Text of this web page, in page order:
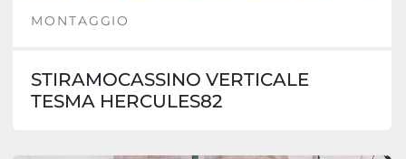
MONTAGGIO
STIRAMOCASSINO VERTICALE
TESMA HERCULES82